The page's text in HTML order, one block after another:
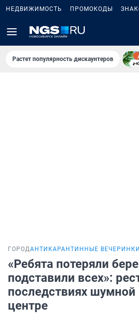
НЕДВИЖИМОСТЬ ПРОМОКОДЫ
Растет популярность дискаунтеров
ГОРОДАНТИКАРАНТИННЫЕ ВЕЧЕРИНКИ
«Ребята потеряли
подставили всех»:
последствиях шумной
центре